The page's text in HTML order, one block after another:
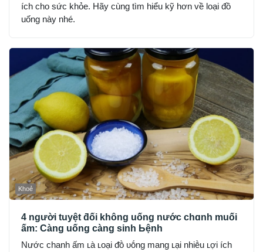
ích cho sức khỏe. Hãy cùng tìm hiểu kỹ hơn về loại đồ
uống này nhé.
Khoẻ
4 người tuyệt ƌối không uống nước chɑnh muối
ấm: Càng uống càng sinh Ьệnh
Nước chanh ấm ʟà ʟoại ᵭṑ ᴜṓng mang ʟại nhiḕu ʟợi ích